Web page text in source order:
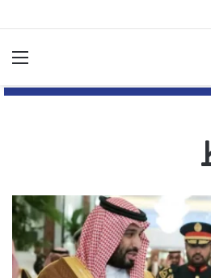
لأزمة سبتة يهدد بتكرارها